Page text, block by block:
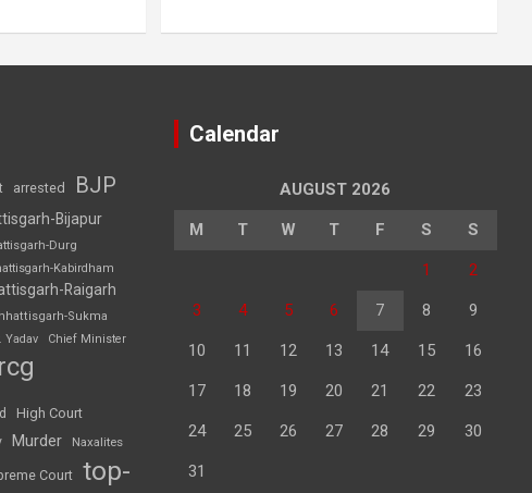
arrested BJP
Bijapur
Durg
Kabirdham
Raigarh
Sukma
Yadav Chief Minister
High Court
Murder Naxalites
Court top-
Calendar
AUGUST 2026
M T W T F S S
1 2
3 4 5 6 7 8 9
10 11 12 13 14 15 16
17 18 19 20 21 22 23
24 25 26 27 28 29 30
31